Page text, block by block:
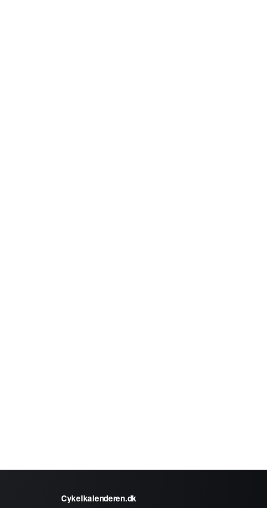
Cykelkalenderen.dk